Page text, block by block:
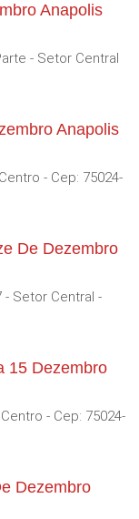
Anapolis
- Setor Central
Anapolis
- Cep: 75024-
De Dezembro
- Setor Central -
15 Dezembro
- Cep: 75024-
Dezembro